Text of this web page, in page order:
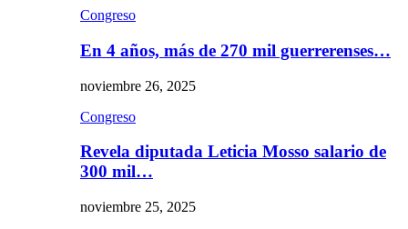
Congreso
En 4 años, más de 270 mil guerrerenses…
noviembre 26, 2025
Congreso
Revela diputada Leticia Mosso salario de
300 mil…
noviembre 25, 2025